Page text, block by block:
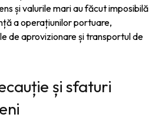
și valurile mari au făcut imposibilă
a operațiunilor portuare,
de aprovizionare și transportul de
și sfaturi